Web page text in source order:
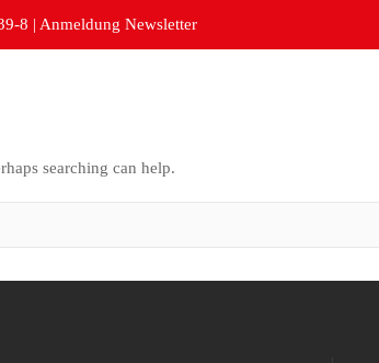
8 | Anmeldung Newsletter
searching can help.